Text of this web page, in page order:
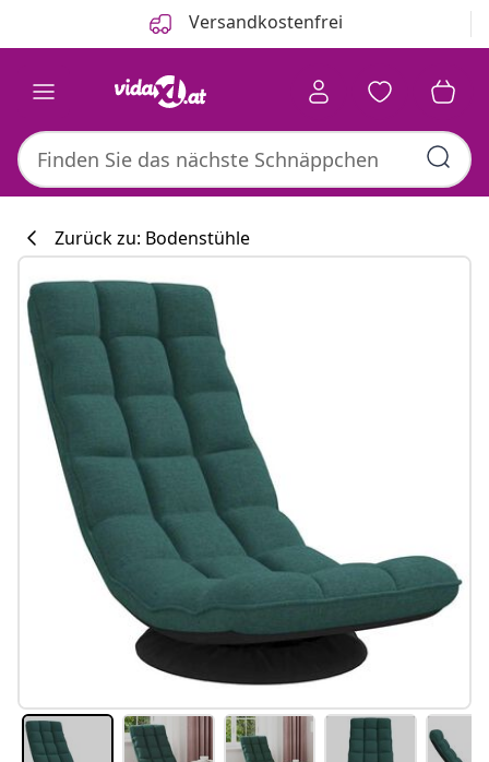
Versandkostenfrei
#sharemevidaxl
Zurück zu: Bodenstühle